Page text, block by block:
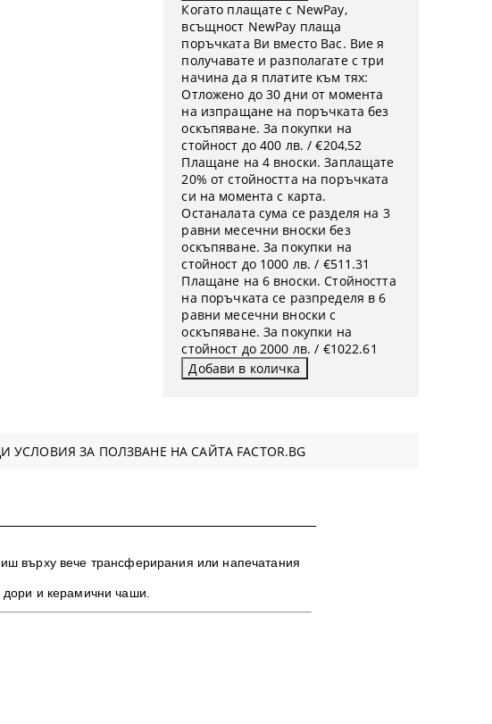
Когато плащате с NewPay,
всъщност NewPay плаща
поръчката Ви вместо Вас. Вие я
получавате и разполагате с три
начина да я платите към тях:
Отложено до 30 дни от момента
на изпращане на поръчката без
оскъпяване. За покупки на
стойност до 400 лв. / €204,52
Плащане на 4 вноски. Заплащате
20% от стойността на поръчката
си на момента с карта.
Останалата сума се разделя на 3
равни месечни вноски без
оскъпяване. За покупки на
стойност до 1000 лв. / €511.31
Плащане на 6 вноски. Стойността
на поръчката се разпределя в 6
равни месечни вноски с
оскъпяване. За покупки на
стойност до 2000 лв. / €1022.61
УСЛОВИЯ ЗА ПОЛЗВАНЕ НА САЙТА FACTOR.BG
върху вече трансферирания или напечатания
и керамични чаши.